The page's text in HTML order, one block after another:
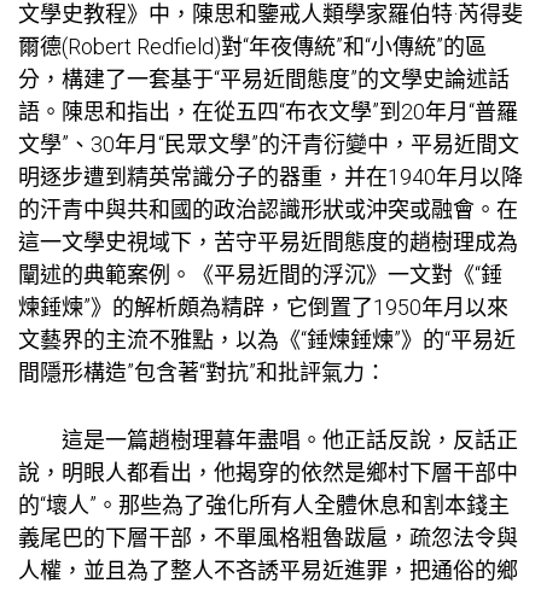
文學史教程》中，陳思和鑒戒人類學家羅伯特·芮得斐
爾德(Robert Redfield)對“年夜傳統”和“小傳統”的區
分，構建了一套基于“平易近間態度”的文學史論述話
語。陳思和指出，在從五四“布衣文學”到20年月“普羅
文學”、30年月“民眾文學”的汗青衍變中，平易近間文
明逐步遭到精英常識分子的器重，并在1940年月以降
的汗青中與共和國的政治認識形狀或沖突或融會。在
這一文學史視域下，苦守平易近間態度的趙樹理成為
闡述的典範案例。《平易近間的浮沉》一文對《“錘
煉錘煉”》的解析頗為精辟，它倒置了1950年月以來
文藝界的主流不雅點，以為《“錘煉錘煉”》的“平易近
間隱形構造”包含著“對抗”和批評氣力：
這是一篇趙樹理暮年盡唱。他正話反說，反話正
說，明眼人都看出，他揭穿的依然是鄉村下層干部中
的“壞人”。那些為了強化所有人全體休息和割本錢主
義尾巴的下層干部，不單風格粗魯跋扈，疏忽法令與
人權，並且為了整人不吝誘平易近進罪，把通俗的鄉